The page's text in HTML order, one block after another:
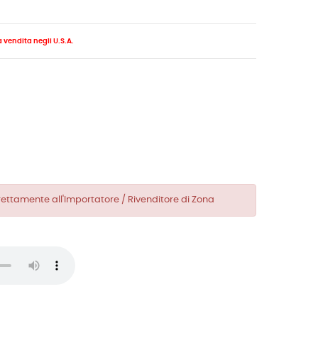
vendita negli U.S.A.
all'Importatore / Rivenditore di Zona